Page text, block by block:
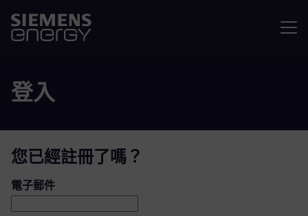
登入
您已經註冊了嗎？
登入：使用者和密碼
電子郵件